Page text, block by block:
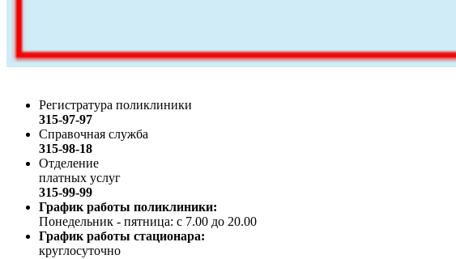
Регистратура поликлиники
315-97-97
Справочная служба
315-98-18
Отделение
платных услуг
315-99-99
График работы поликлиники:
Понедельник - пятница: с 7.00 до 20.00
График работы стационара:
круглосуточно